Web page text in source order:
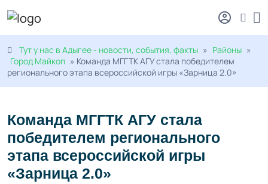
Тут у нас в Адыгее - новости, события, факты » Районы »
Город Майкоп » Команда МГГТК АГУ стала победителем
регионального этапа всероссийской игры «Зарница 2.0»
Команда МГГТК АГУ стала
победителем регионального
этапа всероссийской игры
«Зарница 2.0»